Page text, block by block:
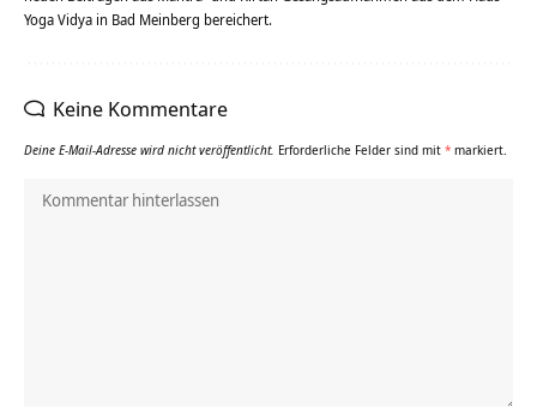
Yoga Vidya in Bad Meinberg bereichert.
Keine Kommentare
Deine E-Mail-Adresse wird nicht veröffentlicht. Erforderliche Felder sind mit * markiert.